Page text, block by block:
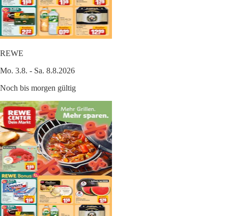
REWE
Mo. 3.8. - Sa. 8.8.2026
Noch bis morgen gültig